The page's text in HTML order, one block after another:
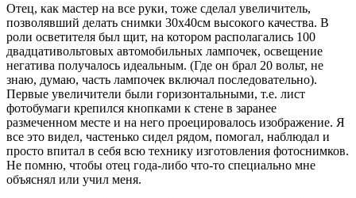
Отец, как мастер на все руки, тоже сделал увеличитель,
позволявший делать снимки 30х40см высокого качества. В
роли осветителя был щит, на котором располагались 100
двадцативольтовых автомобильных лампочек, освещение
негатива получалось идеальным. (Где он брал 20 вольт, не
знаю, думаю, часть лампочек включал последовательно).
Первые увеличители были горизонтальными, т.е. лист
фотобумаги крепился кнопками к стене в заранее
размеченном месте и на него проецировалось изображение. Я
все это видел, частенько сидел рядом, помогал, наблюдал и
просто впитал в себя всю технику изготовления фотоснимков.
Не помню, чтобы отец года-либо что-то специально мне
объяснял или учил меня.